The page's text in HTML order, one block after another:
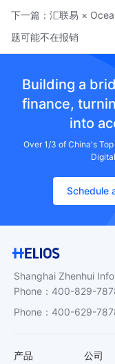
下一篇： 汇联易 ×
题可能不在报销
Building a
finance,
into
Over 1/3 of China's
Schedule
Shanghai Zhenhui
Phone ： 400-829-
Phone ： 400-629-
产品 公司